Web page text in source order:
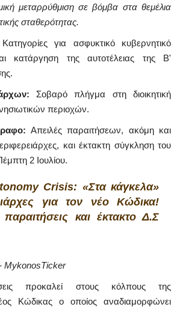
μεταρρύθμιση σε βόμβα στα θεμέλια
σταθερότητας.
Κατηγορίες για ασφυκτικό κυβερνητικό
κατάργηση της αυτοτέλειας της Β'
Σοβαρό πλήγμα στη διοικητική
περιοχών.
Απειλές παραιτήσεων, ακόμη και
και έκτακτη σύγκληση του
2 Ιουλίου.
Crisis: «Στα κάγκελα»
για τον νέο Κώδικα!
και έκτακτο Δ.Σ
MykonosTicker
προκαλεί στους κόλπους της
Κώδικας ο οποίος αναδιαμορφώνει